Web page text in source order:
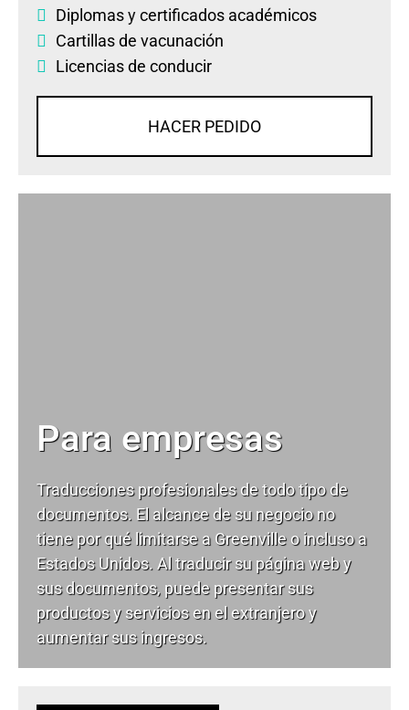
Diplomasycertificados académicos
Cartillas de vacunación
Licencias de conducir
HACER PEDIDO
Para empresas
Traducciones profesionales de todo tipo de
documentos. El alcance de su negocio no
tiene por qué limitarse a Greenville o incluso a
Estados Unidos. Al traducir su página web y
sus documentos, puede presentar sus
productos y servicios en el extranjero y
aumentar sus ingresos.